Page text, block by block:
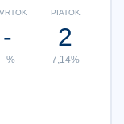
-
- %
PIATOK
2
7,14%